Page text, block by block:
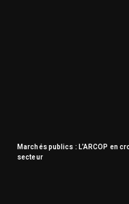
Marchés publics : L’ARCOP en
secteur